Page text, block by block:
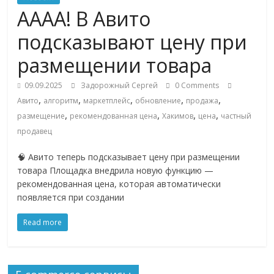
Commerce,
омниканальном
ритейле,
логистике,
технологиях,
соцсетях
Портал
об
АААА! В Авито
подсказывают цену при
размещении товара
09.09.2025 Задорожный Сергей
0 Comments
Авито, алгоритм, маркетплейс, обновление, продажа,
размещение, рекомендованная цена,Хакимов, цена, частный
продавец
🧠 Авито теперь подсказывает цену при размещении
товара Площадка внедрила новую функцию —
рекомендованная цена, которая автоматически
появляется при создании
Read more